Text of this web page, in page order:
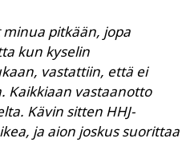
pitkään, jopa
kun kyselin
vastattiin, että ei
Kaikkiaan vastaanotto
Kävin sitten HHJ-
ja aion joskus suorittaa